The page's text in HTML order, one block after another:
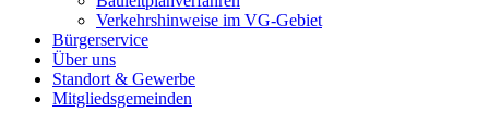
Verkehrshinweise im VG-Gebiet
Bürgerservice
Über uns
Standort & Gewerbe
Mitgliedsgemeinden